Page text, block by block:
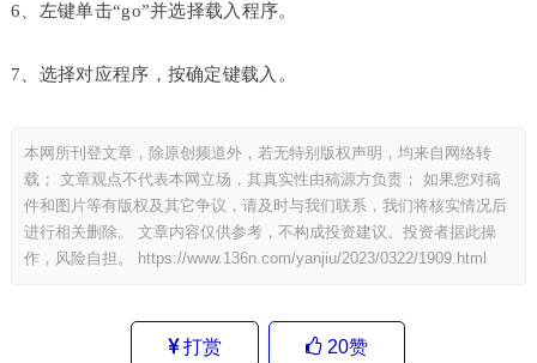
6、左键单击“go”并选择载入程序。
7、选择对应程序，按确定键载入。
本网所刊登文章，除原创频道外，若无特别版权声明，均来自网络转
载； 文章观点不代表本网立场，其真实性由稿源方负责； 如果您对稿
件和图片等有版权及其它争议，请及时与我们联系，我们将核实情况后
进行相关删除。 文章内容仅供参考，不构成投资建议。投资者据此操
作，风险自担。
https://www.136n.com/yanjiu/2023/0322/1909.html
打赏 20赞